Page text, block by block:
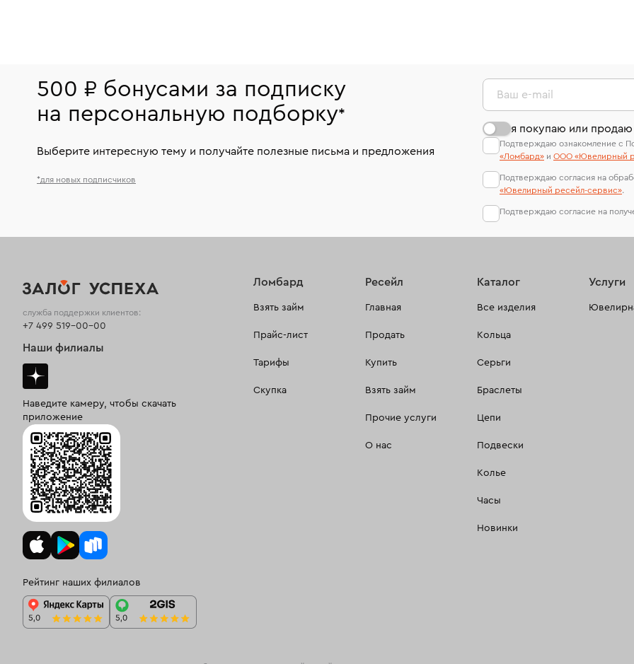
500 ₽ бонусами за подписку
на персональную подборку*
Выберите интересную тему и получайте полезные письма и предложения
*для новых подписчиков
Ваш e-mail
я покупаю или
Подтверждаю ознакомление с
«Ломбард» и ООО «Ювелирный
Подтверждаю согласия на
«Ювелирный ресейл-сервиc».
Подтверждаю согласие на
Ломбард
Взять займ
Прайс-лист
Тарифы
Скупка
Ресейл
Главная
Продать
Купить
Взять займ
Прочие услуги
О нас
Каталог
Все изделия
Кольца
Серьги
Браслеты
Цепи
Подвески
Колье
Часы
Новинки
Услуги
служба поддержки клиентов:
+7 499 519-00-00
Наши филиалы
Наведите камеру, чтобы скачать
приложение
Рейтинг наших филиалов